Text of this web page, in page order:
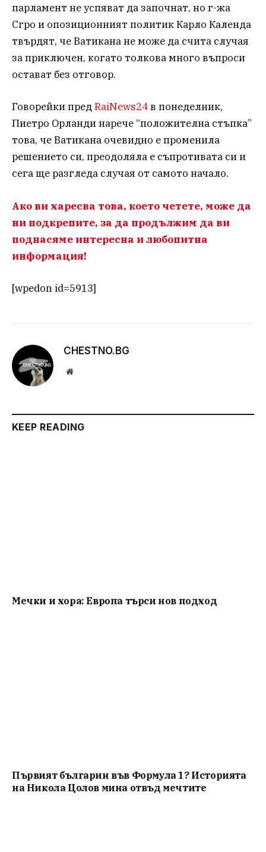
парламент не успяват да започнат, но г-жа
Сгро и опозиционният политик Карло Календа
твърдят, че Ватикана не може да счита случая
за приключен, когато толкова много въпроси
остават без отговор.
Говорейки предRaiNews24в понеделник,
Пиетро Орланди нарече “положителна стъпка”
това, че Ватикана очевидно е променила
решението си, преодоляла е съпротивата си и
сега ще разгледа случая от самото начало.
Ако ви харесва това, което четете, може да
ни подкрепите, за да продължим да ви
поднасяме интересна и любопитна
информация!
[wpedon id=5913]
CHESTNO.BG
Website
KEEP READING
Мечки и хора: Европа търси нов подход
Първият българин във Формула 1? Историята
на Никола Цолов мина отвъд мечтите